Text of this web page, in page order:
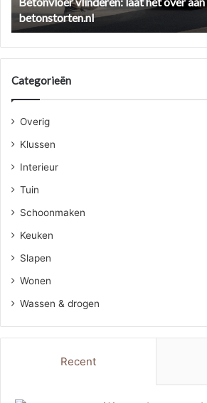
betonstorten.nl
betonstorten.nl
Categorieën
Overig
Klussen
Interieur
Tuin
Schoonmaken
Keuken
Slapen
Wonen
Wassen & drogen
Recent